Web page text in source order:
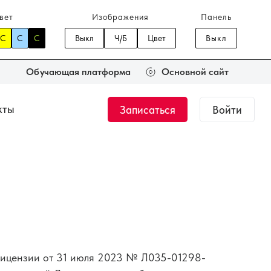
C C C
Изображения
Выкл Ч/Б Цвет
Панель
Выкл
Обучающая платформа Основной сайт
Подбор мягкой
Записаться Войти
от 31 июля 2023 № Л035-01298-